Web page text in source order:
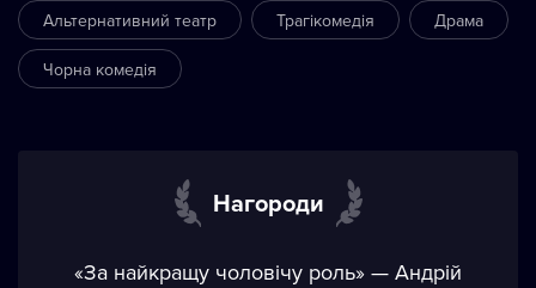
Альтернативний театр Трагікомедія Драма
Чорна комедія
Нагороди
«За найкращу чоловічу роль» — Андрій